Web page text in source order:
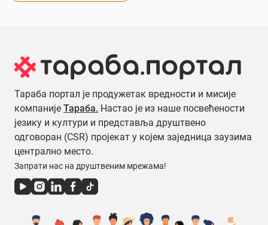
Тараба портал је продужетак вредности и мисије
компаније Тараба. Настао је из наше посвећености
језику и култури и представља друштвено
одговоран (CSR) пројекат у којем заједница заузима
централно место.
Запрати нас на друштвеним мрежама!